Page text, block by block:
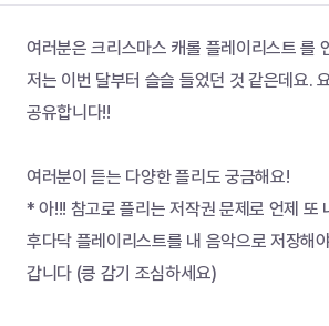
여러분은 크리스마스 캐롤 플레이리스트 를
저는 이번 달부터 슬슬 들었던 것 같은데요.
공유합니다!!
여러분이 듣는 다양한 플리도 궁금해요!
* 아!!! 참고로 플리는 저작권 문제로 언제 또
후다닥 플레이리스트를 내 음악으로 저장해
갑니다 (킁 감기 조심하세요)